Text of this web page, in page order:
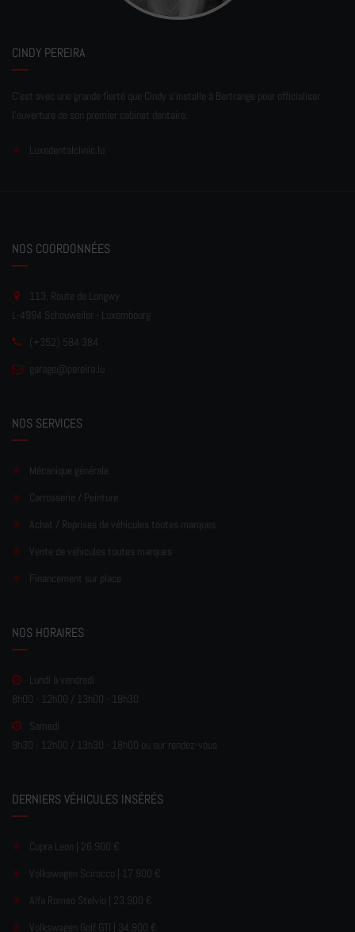
CINDY PEREIRA
C'est avec une grande fierté que Cindy s'installe à Bertrange pour officialiser
l'ouverture de son premier cabinet dentaire.
Luxedentalclinic.lu
NOS COORDONNÉES
113, Route de Longwy
L-4994 Schouweiler - Luxembourg
(+352) 584 384
garage@pereira.lu
NOS SERVICES
Mécanique générale
Carrosserie / Peinture
Achat / Reprises de véhicules toutes marques
Vente de véhicules toutes marques
Financement sur place
NOS HORAIRES
Lundi à vendredi
8h00 - 12h00 / 13h00 - 18h30
Samedi
9h30 - 12h00 / 13h30 - 18h00 ou sur rendez-vous
DERNIERS VÉHICULES INSÉRÉS
Cupra Leon | 26.900 €
Volkswagen Scirocco | 17.900 €
Alfa Romeo Stelvio | 23.900 €
Volkswagen Golf GTI | 34.900 €